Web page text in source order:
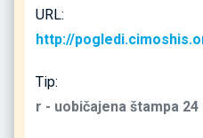
URL:
http://
Tip:
r - uobičajena štampa 24